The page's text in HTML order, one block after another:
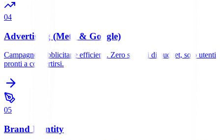
04
Advertising (Meta & Google)
Campagne pubblicitarie efficienti. Zero sprechi di budget, solo utenti
pronti a convertirsi.
05
Brand Identity